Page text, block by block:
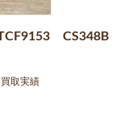
CS348B
取実績